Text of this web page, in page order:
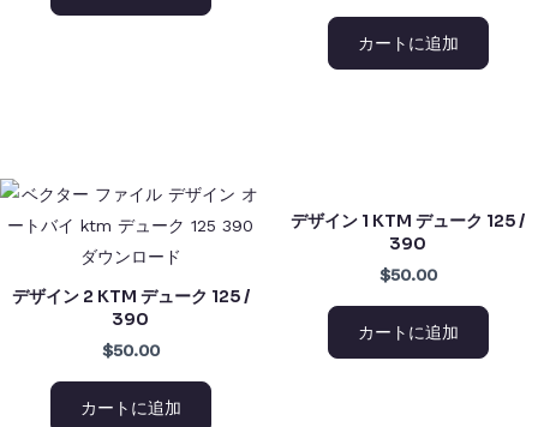
カートに追加
デザイン 2 KTM デューク 125 /
390
$50.00
カートに追加
デザイン 1 KTM デューク 125 /
390
$50.00
カートに追加